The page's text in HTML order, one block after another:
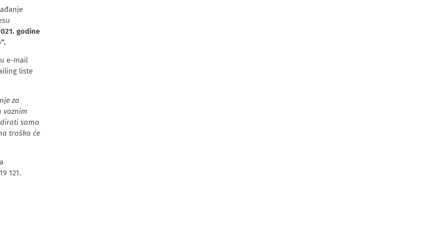
godine
e-mail
liste
za
voznim
samo
troška će
121.